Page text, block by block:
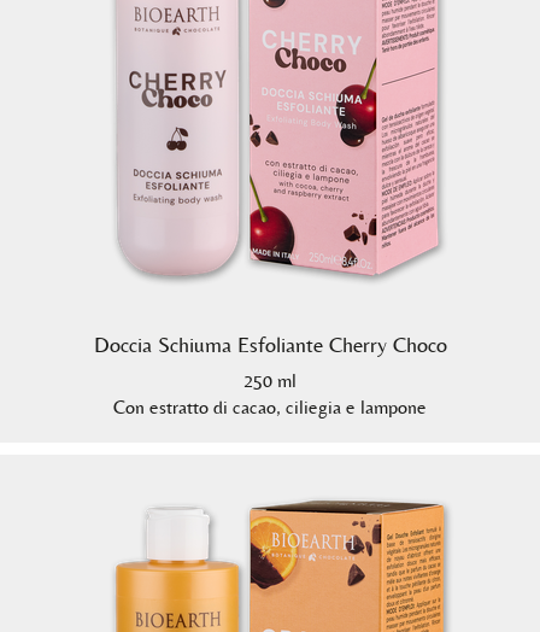
Doccia Schiuma Esfoliante Cherry Choco
250 ml
Con estratto di cacao, ciliegia e lampone